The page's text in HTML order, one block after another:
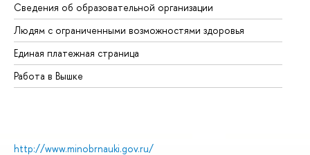
Сведения об образовательной организации
Людям с ограниченными возможностями здоровья
Единая платежная страница
Работа в Вышке
http://www.minobrnauki.gov.ru/